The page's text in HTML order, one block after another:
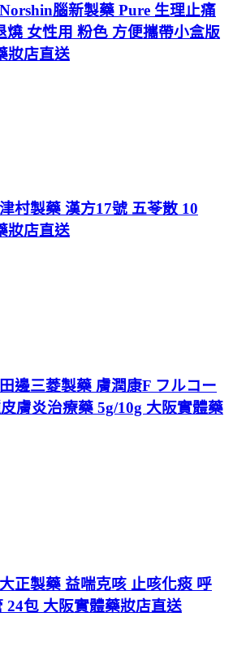
腦新製藥 Pure 生理止痛
燒 女性用 粉色 方便攜帶小盒版
妝店直送
村製藥 漢方17號 五苓散 10
妝店直送
邊三菱製藥 膚潤康F フルコー
膚炎治療藥 5g/10g 大阪實體藥
正製藥 益喘克咳 止咳化痰 呼
24包 大阪實體藥妝店直送